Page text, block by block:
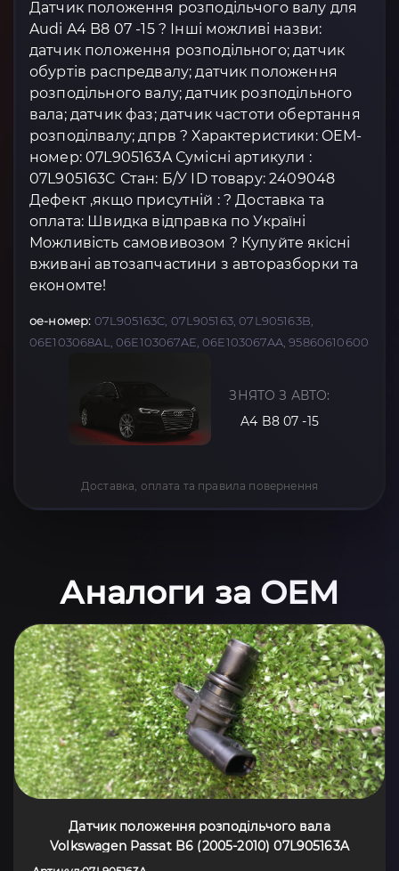
Датчик положення розподільчого валу для
Audi A4 B8 07 -15 ? Інші можливі назви:
датчик положення розподільного; датчик
обуртів распредвалу; датчик положення
розподільного валу; датчик розподільного
вала; датчик фаз; датчик частоти обертання
розподілвалу; дпрв ? Характеристики: OEM-
номер: 07L905163A Сумісні артикули :
07L905163C Стан: Б/У ID товару: 2409048
Дефект ,якщо присутній : ? Доставка та
оплата: Швидка відправка по Україні
Можливість самовивозом ? Купуйте якісні
вживані автозапчастини з авторазборки та
економте!
oe-номер: 07L905163C, 07L905163, 07L905163B,
06E103068AL, 06E103067AE, 06E103067AA, 95860610600
ЗНЯТО З АВТО:
A4 B8 07 -15
Доставка, оплата та правила повернення
Аналоги за OEM
Датчик положення розподільчого вала
Volkswagen Passat B6 (2005-2010) 07L905163A